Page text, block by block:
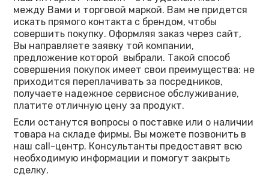
между Вами и торговой маркой. Вам не придется
искать прямого контакта с брендом, чтобы
совершить покупку. Оформляя заказ через сайт,
Вы направляете заявку той компании,
предложение которой выбрали. Такой способ
совершения покупок имеет свои преимущества: не
приходится переплачивать за посредников,
получаете надежное сервисное обслуживание,
платите отличную цену за продукт.
Если останутся вопросы о поставке или о наличии
товара на складе фирмы, Вы можете позвонить в
наш call-центр. Консультанты предоставят всю
необходимую информации и помогут закрыть
сделку.